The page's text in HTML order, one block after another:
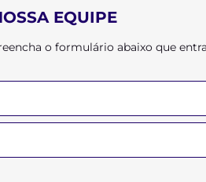
EQUIPE
o formulário abaixo que